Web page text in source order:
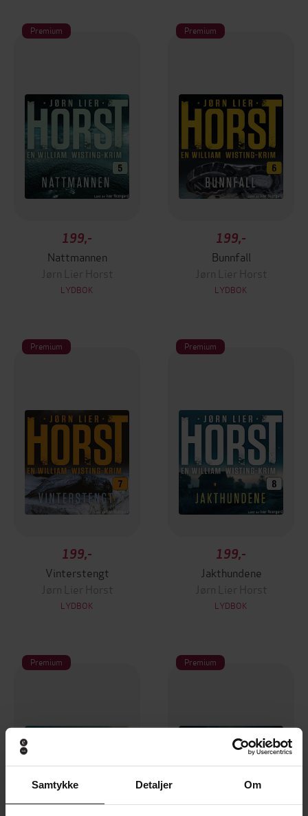
Samtykke Detaljer Om
Premium
199,-
Nattmannen
Jørn Lier Horst
LYDBOK
Premium
199,-
Bunnfall
Jørn Lier Horst
LYDBOK
Premium
199,-
Vinterstengt
Jørn Lier Horst
LYDBOK
Premium
199,-
Jakthundene
Jørn Lier Horst
LYDBOK
Premium Premium